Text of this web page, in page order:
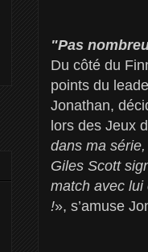
"Pas
Du côté du
points du
Jonathan,
lors des Jeux
dans ma
Giles Scott
match avec lui
!», s’amuse